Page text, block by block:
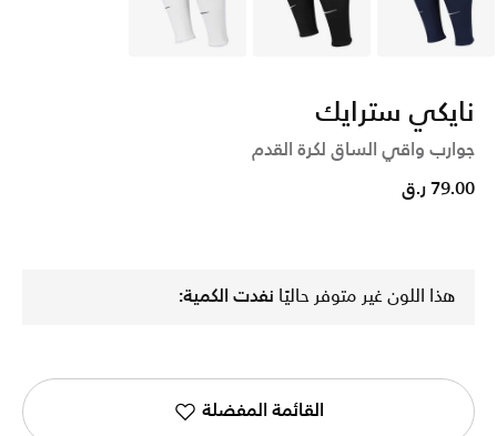
أزرق أسود أبيض
نايكي سترايك
جوارب واقي الساق لكرة القدم
79.00 ر.ق
هذا اللون غير متوفر حاليًا نفدت الكمية:
القائمة المفضلة